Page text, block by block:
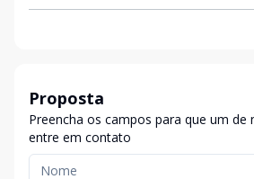
Proposta
Preencha os campos para que um de
entre em contato